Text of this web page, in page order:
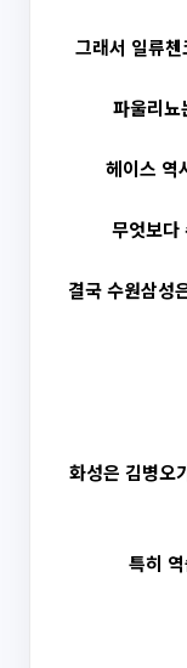
그래서 일류
파울리뇨
헤이스 역
무엇보다
결국 수원삼성
화성은 김병오
특히